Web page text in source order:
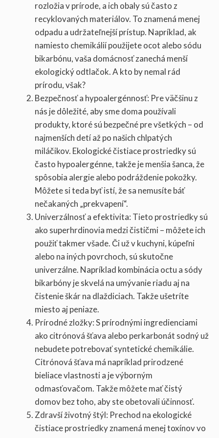
rozložia v prírode, a ich obaly sú často z
recyklovaných materiálov. To znamená menej
odpadu a udržateľnejší prístup. Napríklad, ak
namiesto chemikálií použijete ocot alebo sódu
bikarbónu, vaša domácnosť zanechá menší
ekologický odtlačok. A kto by nemal rád
prírodu, však?
Bezpečnosť a hypoalergénnosť: Pre väčšinu z
nás je dôležité, aby sme doma používali
produkty, ktoré sú bezpečné pre všetkých – od
najmenších detí až po našich chlpatých
miláčikov. Ekologické čistiace prostriedky sú
často hypoalergénne, takže je menšia šanca, že
spôsobia alergie alebo podráždenie pokožky.
Môžete si teda byť istí, že sa nemusíte báť
nečakaných „prekvapení“.
Univerzálnosť a efektivita: Tieto prostriedky sú
ako superhrdinovia medzi čističmi – môžete ich
použiť takmer všade. Či už v kuchyni, kúpeľni
alebo na iných povrchoch, sú skutočne
univerzálne. Napríklad kombinácia octu a sódy
bikarbóny je skvelá na umývanie riadu aj na
čistenie škár na dlaždiciach. Takže ušetríte
miesto aj peniaze.
Prírodné zložky: S prírodnými ingredienciami
ako citrónová šťava alebo perkarbonát sodný už
nebudete potrebovať syntetické chemikálie.
Citrónová šťava má napríklad prirodzené
bieliace vlastnosti a je výborným
odmasťovačom. Takže môžete mať čistý
domov bez toho, aby ste obetovali účinnosť.
Zdravší životný štýl: Prechod na ekologické
čistiace prostriedky znamená menej toxínov vo